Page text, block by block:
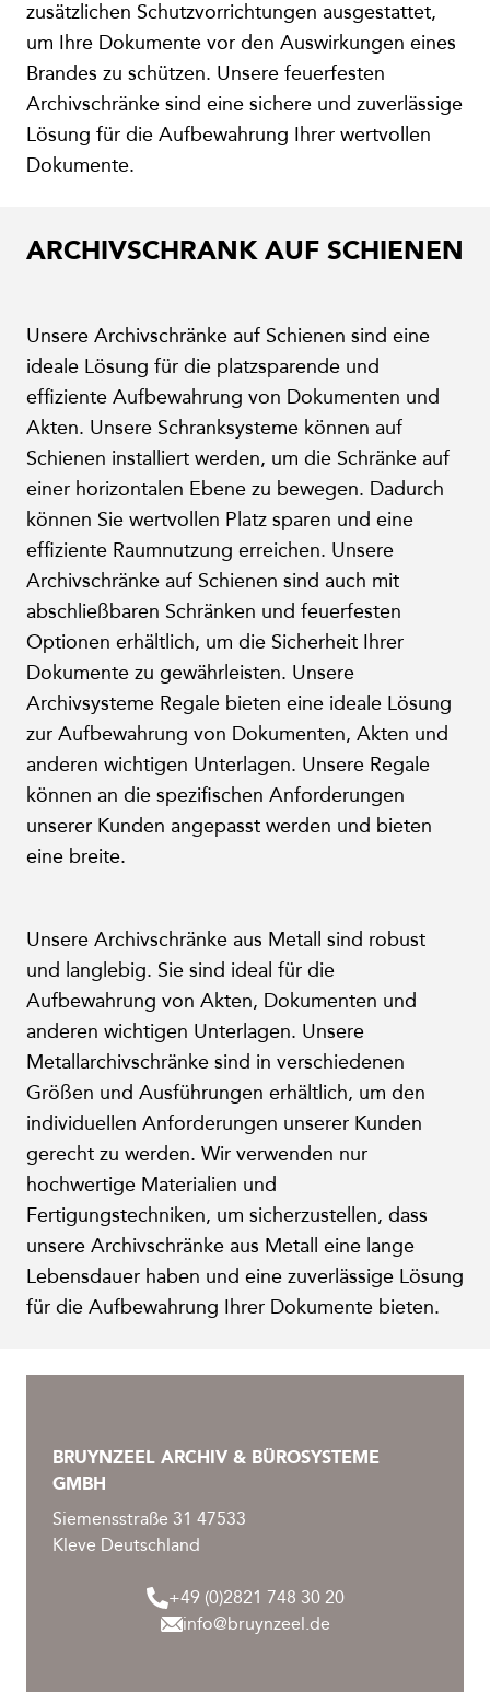
zusätzlichen Schutzvorrichtungen ausgestattet,
um Ihre Dokumente vor den Auswirkungen eines
Brandes zu schützen. Unsere feuerfesten
Archivschränke sind eine sichere und zuverlässige
Lösung für die Aufbewahrung Ihrer wertvollen
Dokumente.
ARCHIVSCHRANK AUF SCHIENEN
Unsere Archivschränke auf Schienen sind eine
ideale Lösung für die platzsparende und
effiziente Aufbewahrung von Dokumenten und
Akten. Unsere Schranksysteme können auf
Schienen installiert werden, um die Schränke auf
einer horizontalen Ebene zu bewegen. Dadurch
können Sie wertvollen Platz sparen und eine
effiziente Raumnutzung erreichen. Unsere
Archivschränke auf Schienen sind auch mit
abschließbaren Schränken und feuerfesten
Optionen erhältlich, um die Sicherheit Ihrer
Dokumente zu gewährleisten. Unsere
Archivsysteme Regale bieten eine ideale Lösung
zur Aufbewahrung von Dokumenten, Akten und
anderen wichtigen Unterlagen. Unsere Regale
können an die spezifischen Anforderungen
unserer Kunden angepasst werden und bieten
eine breite.
Unsere Archivschränke aus Metall sind robust
und langlebig. Sie sind ideal für die
Aufbewahrung von Akten, Dokumenten und
anderen wichtigen Unterlagen. Unsere
Metallarchivschränke sind in verschiedenen
Größen und Ausführungen erhältlich, um den
individuellen Anforderungen unserer Kunden
gerecht zu werden. Wir verwenden nur
hochwertige Materialien und
Fertigungstechniken, um sicherzustellen, dass
unsere Archivschränke aus Metall eine lange
Lebensdauer haben und eine zuverlässige Lösung
für die Aufbewahrung Ihrer Dokumente bieten.
BRUYNZEEL ARCHIV & BÜROSYSTEME
GMBH
Siemensstraße 31 47533
Kleve Deutschland
+49 (0)2821 748 30 20
info@bruynzeel.de